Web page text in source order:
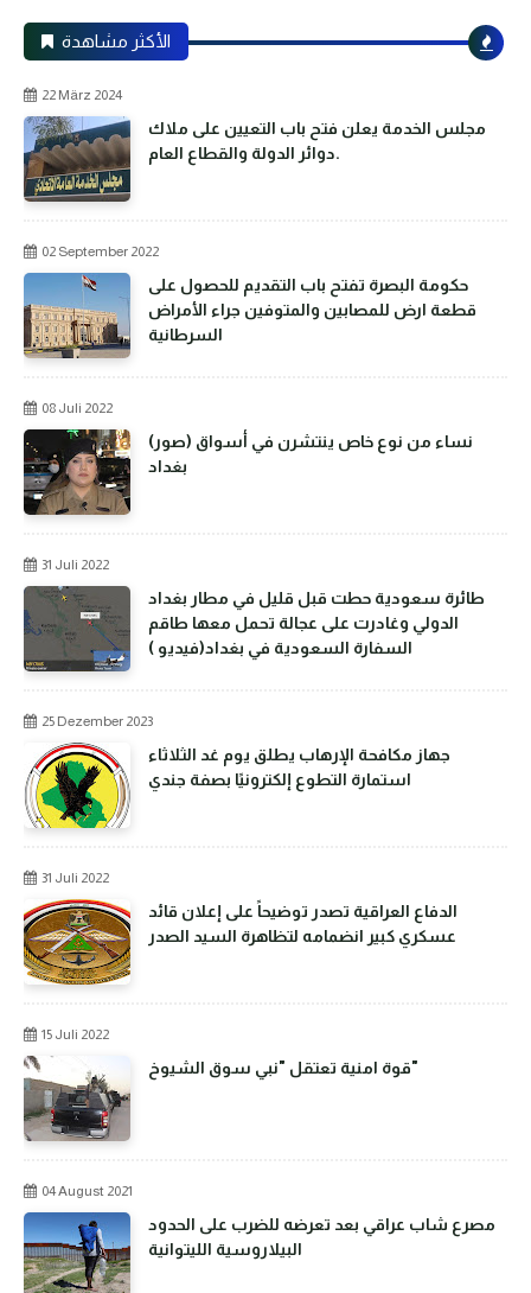
الأكثر مشاهدة
22 März 2024
مجلس الخدمة يعلن فتح باب التعيين على ملاك
دوائر الدولة والقطاع العام.
02 September 2022
حكومة البصرة تفتح باب التقديم للحصول على
قطعة ارض للمصابين والمتوفين جراء الأمراض
السرطانية
08 Juli 2022
(صور) نساء من نوع خاص ينتشرن في أسواق
بغداد
31 Juli 2022
طائرة سعودية حطت قبل قليل في مطار بغداد
الدولي وغادرت على عجالة تحمل معها طاقم
السفارة السعودية في بغداد(فيديو )
25 Dezember 2023
جهاز مكافحة الإرهاب يطلق يوم غد الثلاثاء
استمارة التطوع إلكترونيًا بصفة جندي
31 Juli 2022
الدفاع العراقية تصدر توضيحاً على إعلان قائد
عسكري كبير انضمامه لتظاهرة السيد الصدر
15 Juli 2022
قوة امنية تعتقل "نبي سوق الشيوخ"
04 August 2021
مصرع شاب عراقي بعد تعرضه للضرب على الحدود
البيلاروسية الليتوانية